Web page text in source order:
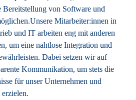
Bereitstellung von Software und
Mitarbeiter:innen in
und IT arbeiten eng mit anderen
um eine nahtlose Integration und
Dabei setzen wir auf
Kommunikation, um stets die
für unser Unternehmen und